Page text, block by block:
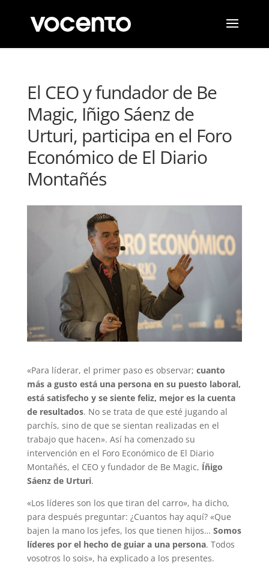
El CEO y fundador de Be
Magic, Iñigo Sáenz de
Urturi, participa en el Foro
Económico de El Diario
Montañés
«Para líderar, el primer paso es observar; cuanto
más a gusto está una persona en su puesto laboral,
está satisfecho y se siente feliz, mejor es la cuenta
de resultados. No se trata de que esté jugando al
parchís, sino de que se sientan realizadas en el
trabajo que hacen». Así ha comenzado su
intervención en el Foro Económico de El Diario
Montañés, el CEO y fundador de Be Magic, Íñigo
Sáenz de Urturi.
«Los líderes son los que tiran del carro», ha dicho,
para después preguntar: ¿Cuantos hay aquí? «Que
bajen la mano los jefes, los que tienen hijos… Somos
líderes por el hecho de guiar a una persona. Todos
vosotros lo sois», ha explicado a los presentes.